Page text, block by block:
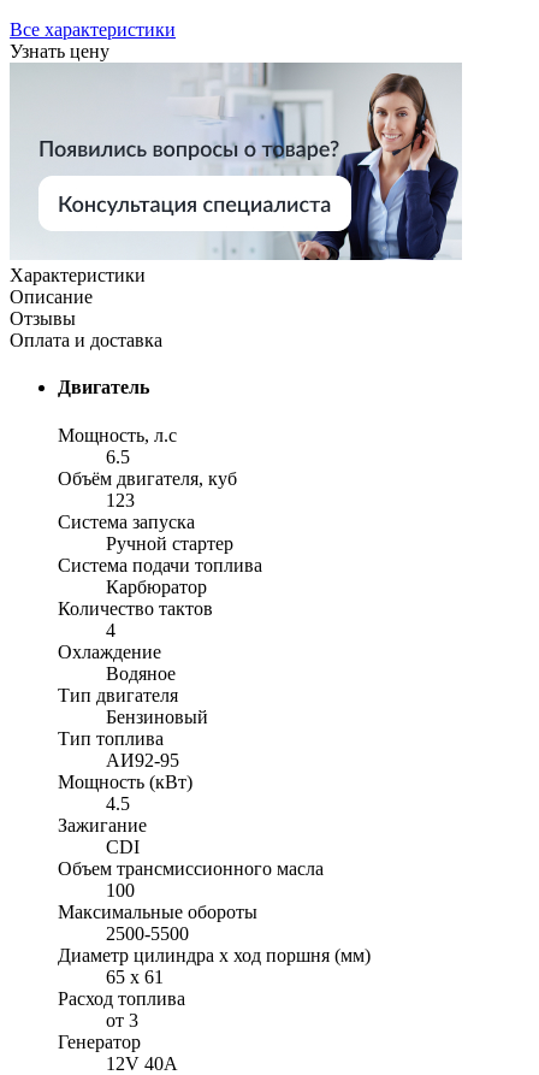
Все характеристики
Узнать цену
Характеристики
Описание
Отзывы
Оплата и доставка
Двигатель
Мощность, л.с
6.5
Объём двигателя, куб
123
Система запуска
Ручной стартер
Система подачи топлива
Карбюратор
Количество тактов
4
Охлаждение
Водяное
Тип двигателя
Бензиновый
Тип топлива
АИ92-95
Мощность (кВт)
4.5
Зажигание
CDI
Объем трансмиссионного масла
100
Максимальные обороты
2500-5500
Диаметр цилиндра x ход поршня (мм)
65 x 61
Расход топлива
от 3
Генератор
12V 40A